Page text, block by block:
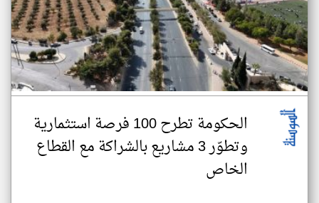
الحكومة تطرح 100 فرصة استثمارية
وتطوّر 3 مشاريع بالشراكة مع القطاع
الخاص